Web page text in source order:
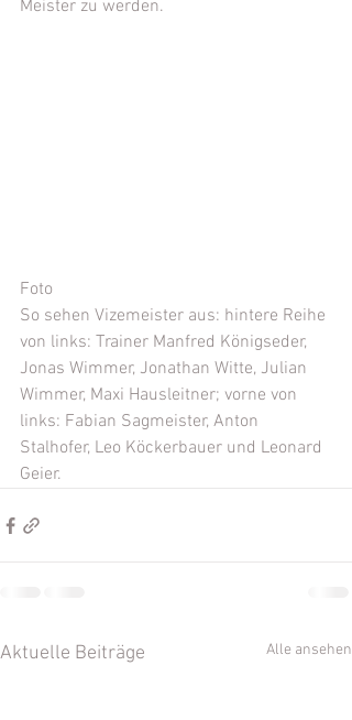
Meister zu werden.
Foto
So sehen Vizemeister aus: hintere Reihe
von links: Trainer Manfred Königseder,
Jonas Wimmer, Jonathan Witte, Julian
Wimmer, Maxi Hausleitner; vorne von
links: Fabian Sagmeister, Anton
Stalhofer, Leo Köckerbauer und Leonard
Geier.
Aktuelle Beiträge Alle ansehen